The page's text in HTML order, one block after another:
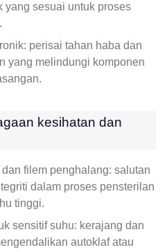
yang sesuai untuk proses
perisai tahan haba dan
yang melindungi komponen
kesihatan dan
filem penghalang: salutan
dalam proses pensterilan
tinggi.
sensitif suhu: kerajang dan
autoklaf atau